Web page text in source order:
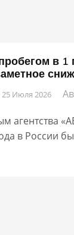
в 1
25 Июля 2026
агентства
в России